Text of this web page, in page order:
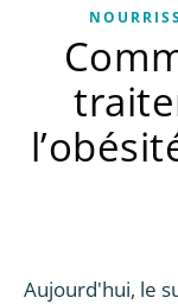
Aujourd'hui, le surpoids et l'obésité infantile sont